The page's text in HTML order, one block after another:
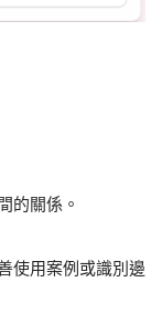
的關係。
使用案例或識別邊